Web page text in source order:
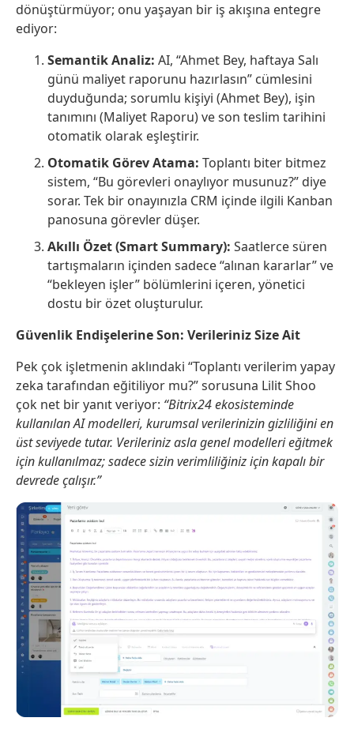
dönüştürmüyor; onu yaşayan bir iş akışına entegre
ediyor:
Semantik Analiz: AI, “Ahmet Bey, haftaya Salı
günü maliyet raporunu hazırlasın” cümlesini
duyduğunda; sorumlu kişiyi (Ahmet Bey), işin
tanımını (Maliyet Raporu) ve son teslim tarihini
otomatik olarak eşleştirir.
Otomatik Görev Atama: Toplantı biter bitmez
sistem, “Bu görevleri onaylıyor musunuz?” diye
sorar. Tek bir onayınızla CRM içinde ilgili Kanban
panosuna görevler düşer.
Akıllı Özet (Smart Summary): Saatlerce süren
tartışmaların içinden sadece “alınan kararlar” ve
“bekleyen işler” bölümlerini içeren, yönetici
dostu bir özet oluşturulur.
Güvenlik Endişelerine Son: Verileriniz Size Ait
Pek çok işletmenin aklındaki “Toplantı verilerim yapay
zeka tarafından eğitiliyor mu?” sorusuna Lilit Shoo
çok net bir yanıt veriyor: “Bitrix24 ekosisteminde
kullanılan AI modelleri, kurumsal verilerinizin gizliliğini en
üst seviyede tutar. Verileriniz asla genel modelleri eğitmek
için kullanılmaz; sadece sizin verimliliğiniz için kapalı bir
devrede çalışır.”